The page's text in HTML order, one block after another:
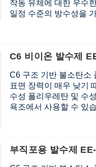
작동 유체에 대한 우수
일정 수준의 방수성을
APEO, PFOS, PFOA
C6 비이온 발수제
C6 구조 기반 불소탄소
표면 장력이 매우 낮기
수성 폴리우레탄 및 수
욕조에서 사용할 수 있
부직포용 발수제